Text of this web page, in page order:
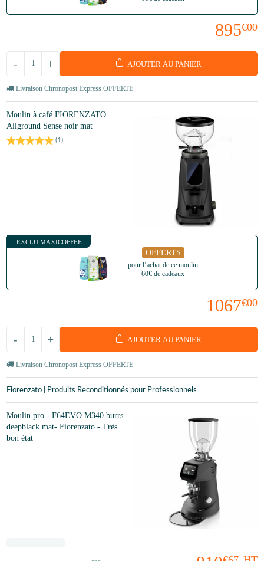
895€00
+
- AJOUTER AU PANIER
Livraison Chronopost Express OFFERTE
Moulin à café FIORENZATO
Allground Sense noir mat
(1)
EXCLU MAXICOFFEE
OFFERTS
pour l’achat de ce moulin
60€ de cadeaux
1067€00
+
- AJOUTER AU PANIER
Livraison Chronopost Express OFFERTE
Fiorenzato | Produits Reconditionnés pour Professionnels
Moulin pro - F64EVO M340 burrs
deepblack mat- Fiorenzato - Très
bon état